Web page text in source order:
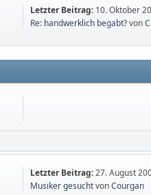
Letzter Beitrag: 10. Oktober
Re: handwerklich begabt?von
Letzter Beitrag:27. August
Musiker gesuchtvonCourgan